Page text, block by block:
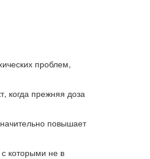
проблем,
когда прежняя доза
повышает
которыми не в